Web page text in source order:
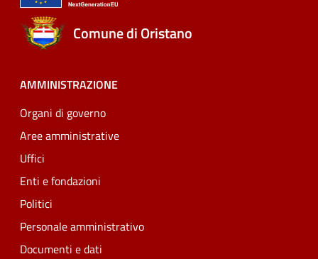
Comune di Oristano
AMMINISTRAZIONE
Organi di governo
Aree amministrative
Uffici
Enti e fondazioni
Politici
Personale amministrativo
Documenti e dati